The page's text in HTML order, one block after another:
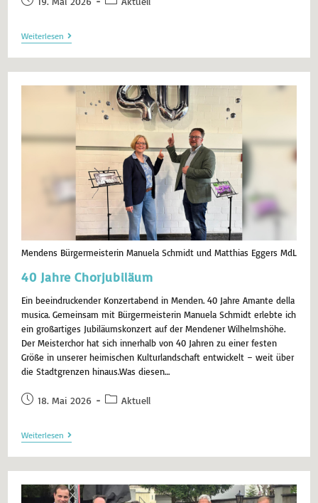
Weiterlesen
Mendens Bürgermeisterin Manuela Schmidt und Matthias Eggers MdL
40 Jahre Chorjubiläum
Ein beeindruckender Konzertabend in Menden. 40 Jahre Amante della
musica. Gemeinsam mit Bürgermeisterin Manuela Schmidt erlebte ich
ein großartiges Jubiläumskonzert auf der Mendener Wilhelmshöhe.
Der Meisterchor hat sich innerhalb von 40 Jahren zu einer festen
Größe in unserer heimischen Kulturlandschaft entwickelt – weit über
die Stadtgrenzen hinaus.​Was diesen…
18. Mai 2026 Aktuell
Weiterlesen